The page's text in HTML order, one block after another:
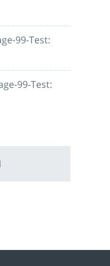
99-Test:
99-Test: